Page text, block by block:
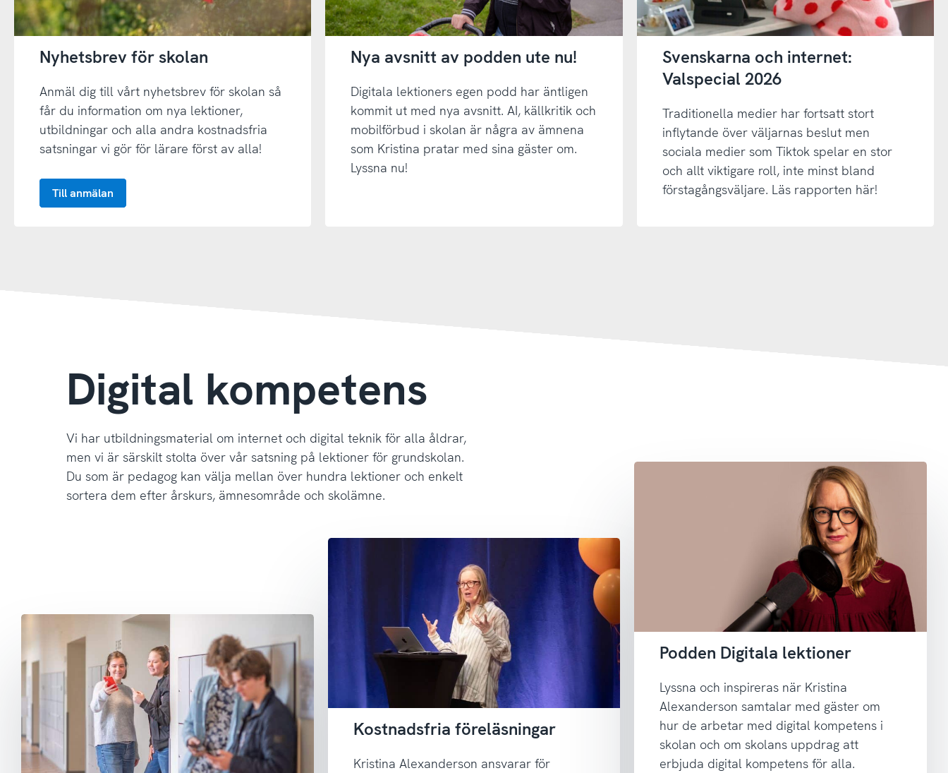
Nyhetsbrev för skolan
Anmäl dig till vårt nyhetsbrev för skolan så
får du information om nya lektioner,
utbildningar och alla andra kostnadsfria
satsningar vi gör för lärare först av alla!
Till anmälan
Nya avsnitt av podden ute nu!
Digitala lektioners egen podd har äntligen
kommit ut med nya avsnitt. AI, källkritik och
mobilförbud i skolan är några av ämnena
som Kristina pratar med sina gäster om.
Lyssna nu!
Svenskarna och internet:
Valspecial 2026
Traditionella medier har fortsatt stort
inflytande över väljarnas beslut men
sociala medier som Tiktok spelar en stor
och allt viktigare roll, inte minst bland
förstagångsväljare. Läs rapporten här!
Digital kompetens
Vi har utbildningsmaterial om internet och digital teknik för alla åldrar,
men vi är särskilt stolta över vår satsning på lektioner för grundskolan.
Du som är pedagog kan välja mellan över hundra lektioner och enkelt
sortera dem efter årskurs, ämnesområde och skolämne.
Kostnadsfria föreläsningar
Kristina Alexanderson ansvarar för
Podden Digitala lektioner
Lyssna och inspireras när Kristina
Alexanderson samtalar med gäster om
hur de arbetar med digital kompetens i
skolan och om skolans uppdrag att
erbjuda digital kompetens för alla.